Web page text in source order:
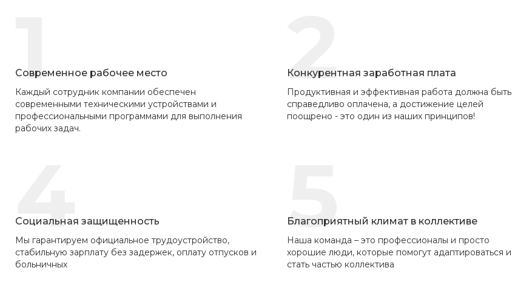
1
Современное рабочее место
Каждый сотрудник компании обеспечен
современными техническими устройствами и
профессиональными программами для выполнения
рабочих задач.
2
Конкурентная заработная плата
Продуктивная и эффективная работа должна быть
справедливо оплачена, а достижение целей
поощрено - это один из наших принципов!
4
Социальная защищенность
Мы гарантируем официальное трудоустройство,
стабильную зарплату без задержек, оплату отпусков и
больничных
5
Благоприятный климат в коллективе
Наша команда – это профессионалы и просто
хорошие люди, которые помогут адаптироваться и
стать частью коллектива